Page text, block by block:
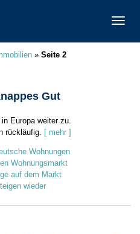
» Seite 2
Gut
Europa weiter zu.
rückläufig. [ mehr ]
Wohnungen
Wohnungsmarkt
auf dem Markt
wieder